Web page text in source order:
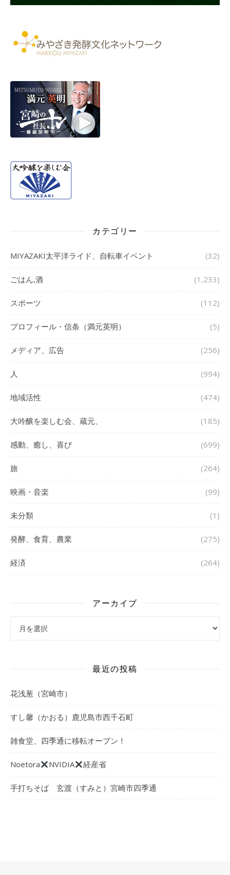
カテゴリー
MIYAZAKI太平洋ライド、自転車イベント (32)
ごはん,酒 (1,233)
スポーツ (112)
プロフィール・信条（満元英明） (5)
メディア、広告 (256)
人 (994)
地域活性 (474)
大吟醸を楽しむ会、蔵元、 (185)
感動、癒し、喜び (699)
旅 (264)
映画・音楽 (99)
未分類 (1)
発酵、食育、農業 (275)
経済 (264)
アーカイブ
最近の投稿
花浅葱（宮崎市）
すし馨（かおる）鹿児島市西千石町
雑食堂、四季通に移転オープン！
Noetora NVIDIA 経産省
手打ちそば 玄渡（すみと）宮崎市四季通